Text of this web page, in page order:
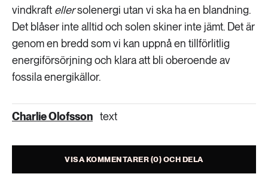
vindkraft ellersolenergi utan vi ska ha en blandning.
Det blåser inte alltid och solen skiner inte jämt. Det är
genom en bredd som vi kan uppnå en tillförlitlig
energiförsörjning och klara att bli oberoende av
fossila energikällor.
Charlie Olofsson text
VISA KOMMENTARER (0) OCH DELA